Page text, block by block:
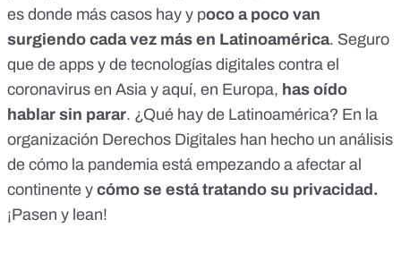
es donde más casos hay y poco a poco van
surgiendo cada vez más en Latinoamérica. Seguro
que de apps y de tecnologías digitales contra el
coronavirus en Asia y aquí, en Europa, has oído
hablar sin parar. ¿Qué hay de Latinoamérica? En la
organización Derechos Digitales han hecho un análisis
de cómo la pandemia está empezando a afectar al
continente y cómo se está tratando su privacidad.
¡Pasen y lean!